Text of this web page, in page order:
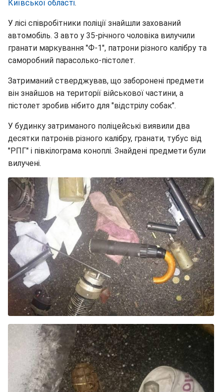
Київської області.
У лісі співробітники поліції знайшли захований
автомобіль. З авто у 35-річного чоловіка вилучили
гранати маркування "Ф-1", патрони різного калібру та
саморобний парасолько-пістолет.
Затриманий стверджував, що заборонені предмети
він знайшов на території військової частини, а
пістолет зробив нібито для "відстрілу собак".
У будинку затриманого поліцейські виявили два
десятки патронів різного калібру, гранати, тубус від
"РПГ" і півкілограма коноплі. Знайдені предмети були
вилучені.